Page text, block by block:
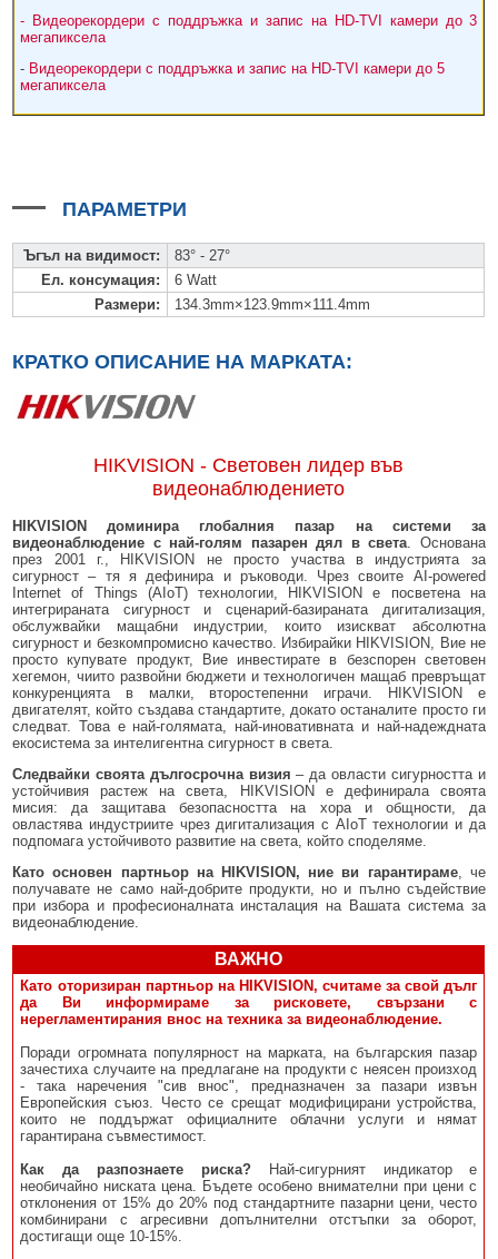
- Видеорекордери с поддръжка и запис на HD-TVI камери до 3
мегапиксела
- Видеорекордери с поддръжка и запис на HD-TVI камери до 5
мегапиксела
ПАРАМЕТРИ
Ъгъл на видимост:
83° - 27°
Ел. консумация:
6 Watt
Размери: 134.3mm×123.9mm×111.4mm
КРАТКО ОПИСАНИЕ НА МАРКАТА:
HIKVISION - Световен лидер във
видеонаблюдението
HIKVISION доминира глобалния пазар на системи за
видеонаблюдение с най-голям пазарен дял в света . Основана
през 2001 г., HIKVISION не просто участва в индустрията за
сигурност – тя я дефинира и ръководи. Чрез своите AI-powered
Internet of Things (AIoT) технологии, HIKVISION е посветена на
интегрираната сигурност и сценарий-базираната дигитализация,
обслужвайки мащабни индустрии, които изискват абсолютна
сигурност и безкомпромисно качество. Избирайки HIKVISION, Вие не
просто купувате продукт, Вие инвестирате в безспорен световен
хегемон, чиито развойни бюджети и технологичен мащаб превръщат
конкуренцията в малки, второстепенни играчи. HIKVISION е
двигателят, който създава стандартите, докато останалите просто ги
следват. Това е най-голямата, най-иновативната и най-надеждната
екосистема за интелигентна сигурност в света.
Следвайки своята дългосрочна визия – да овласти сигурността и
устойчивия растеж на света, HIKVISION е дефинирала своята
мисия: да защитава безопасността на хора и общности, да
овластява индустриите чрез дигитализация с AIoT технологии и да
подпомага устойчивото развитие на света, който споделяме.
Като основен партньор на HIKVISION, ние ви гарантираме, че
получавате не само най-добрите продукти, но и пълно съдействие
при избора и професионалната инсталация на Вашата система за
видеонаблюдение.
ВАЖНО
Като оторизиран партньор на HIKVISION, считаме за свой дълг
да Ви информираме за рисковете, свързани с
нерегламентирания внос на техника за видеонаблюдение.
Поради огромната популярност на марката, на българския пазар
зачестиха случаите на предлагане на продукти с неясен произход
- така наречения "сив внос", предназначен за пазари извън
Европейския съюз. Често се срещат модифицирани устройства,
които не поддържат официалните облачни услуги и нямат
гарантирана съвместимост.
Как да разпознаете риска?Най-сигурният индикатор е
необичайно ниската цена. Бъдете особено внимателни при цени с
отклонения от 15% до 20% под стандартните пазарни цени, често
комбинирани с агресивни допълнителни отстъпки за оборот,
достигащи още 10-15%.